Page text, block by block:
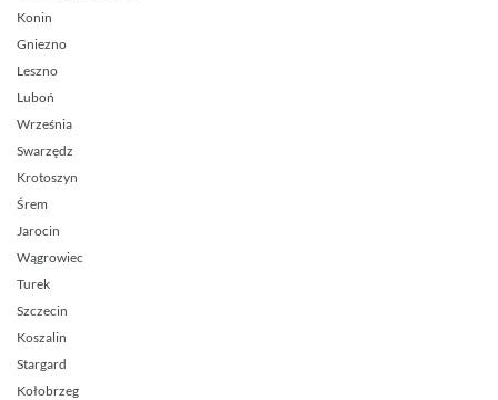
Konin
Gniezno
Leszno
Luboń
Września
Swarzędz
Krotoszyn
Śrem
Jarocin
Wągrowiec
Turek
Szczecin
Koszalin
Stargard
Kołobrzeg